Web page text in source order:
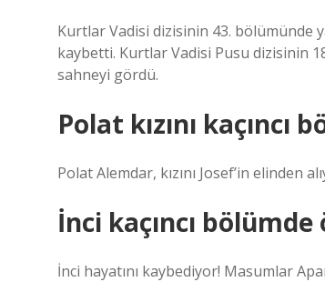
Kurtlar Vadisi dizisinin 43. bölümünde
kaybetti. Kurtlar Vadisi Pusu dizisinin
sahneyi gördü.
Polat kızını kaçıncı
Polat Alemdar, kızını Josef’in elinden
İnci kaçıncı bölümde
İnci hayatını kaybediyor! Masumlar